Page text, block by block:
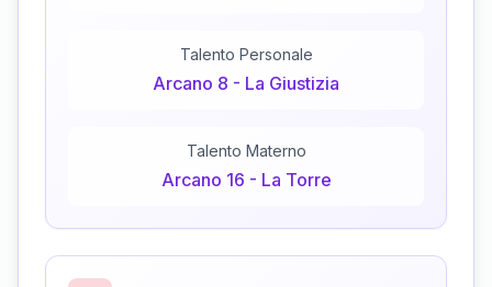
Talento Personale
Arcano 8 - La Giustizia
Talento Materno
Arcano 16 - La Torre